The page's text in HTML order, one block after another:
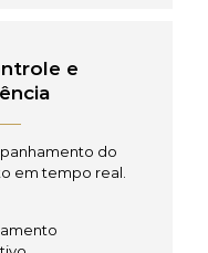
e
do
em tempo real.